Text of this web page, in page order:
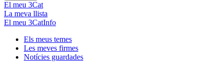
El meu 3Cat
La meva llista
El meu 3CatInfo
Els meus temes
Les meves firmes
Notícies guardades